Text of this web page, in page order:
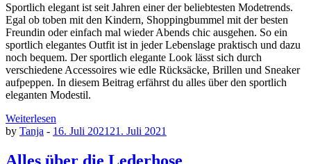
Sportlich elegant ist seit Jahren einer der beliebtesten Modetrends.
Egal ob toben mit den Kindern, Shoppingbummel mit der besten
Freundin oder einfach mal wieder Abends chic ausgehen. So ein
sportlich elegantes Outfit ist in jeder Lebenslage praktisch und dazu
noch bequem. Der sportlich elegante Look lässt sich durch
verschiedene Accessoires wie edle Rücksäcke, Brillen und Sneaker
aufpeppen. In diesem Beitrag erfährst du alles über den sportlich
eleganten Modestil.
Weiterlesen
by Tanja - 16. Juli 2021 21. Juli 2021